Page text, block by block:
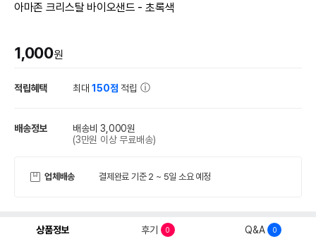
아마존 크리스탈 바이오샌드 - 초록색
1,000원
적립혜택 최대150점 적립
배송정보
배송비 3,000원
(3만원 이상 무료배송)
업체배송 결제완료 기준 2 ~ 5일 소요 예정
상품정보 후기 0 Q&A 0